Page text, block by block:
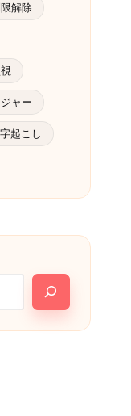
解除
ャー
起こし